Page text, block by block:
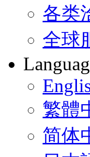
各类
全球
繁體
简体